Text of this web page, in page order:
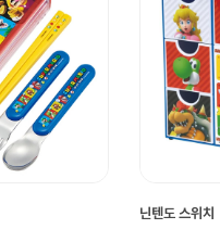
닌텐도 스위치